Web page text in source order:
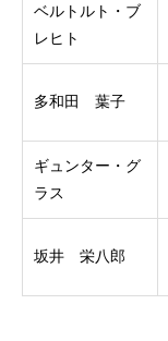
ベルトルト・ブ
レヒト
多和田 葉子
ギュンター・グ
ラス
坂井 栄八郎